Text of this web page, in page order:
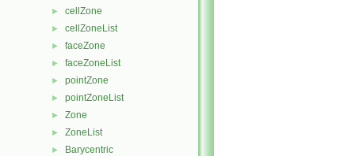
► cellZone
► cellZoneList
► faceZone
► faceZoneList
► pointZone
► pointZoneList
► Zone
► ZoneList
► Barycentric